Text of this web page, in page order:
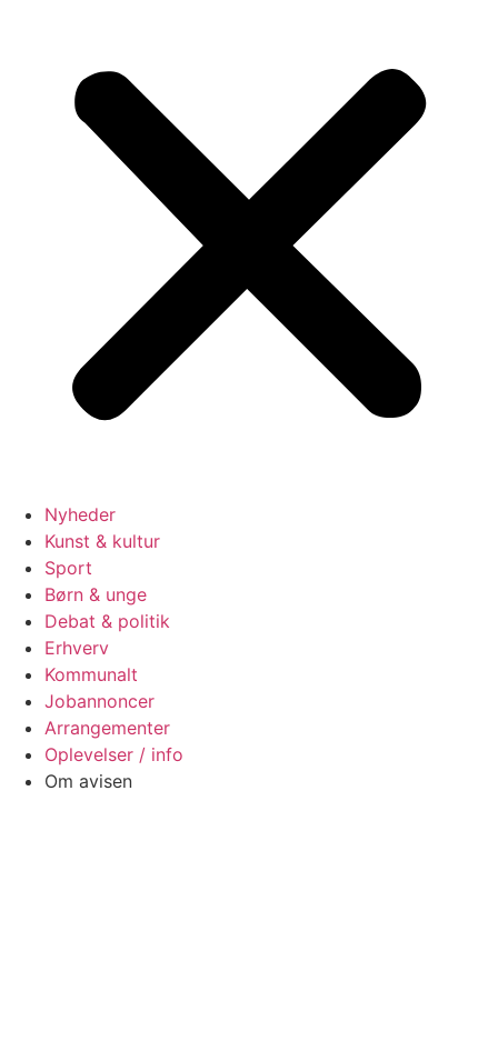
Nyheder
Kunst & kultur
Sport
Børn & unge
Debat & politik
Erhverv
Kommunalt
Jobannoncer
Arrangementer
Oplevelser / info
Om avisen